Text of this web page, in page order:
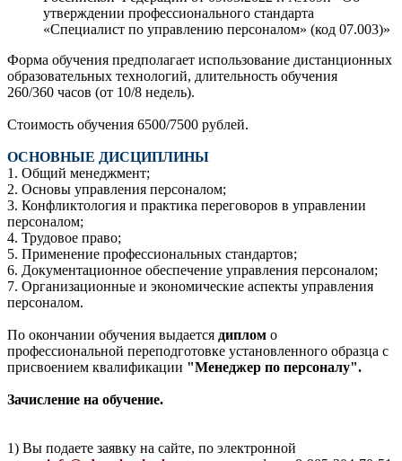
утверждении профессионального стандарта
«Специалист по управлению персоналом» (код 07.003)»
Форма обучения предполагает использование дистанционных
образовательных технологий, длительность обучения
260/360 часов (от 10/8 недель).
Стоимость обучения 6500/7500 рублей.
ОСНОВНЫЕ ДИСЦИПЛИНЫ
1. Общий менеджмент;
2. Основы управления персоналом;
3. Конфликтология и практика переговоров в управлении
персоналом;
4. Трудовое право;
5. Применение профессиональных стандартов;
6. Документационное обеспечение управления персоналом;
7. Организационные и экономические аспекты управления
персоналом.
По окончании обучения выдается диплом о
профессиональной переподготовке установленного образца с
присвоением квалификации "Менеджер по персоналу".
Зачисление на обучение.
1) Вы подаете заявку на сайте, по электронной